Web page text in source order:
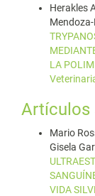
Herakles
LA
Artículos
Mario
Gisela
VIDA